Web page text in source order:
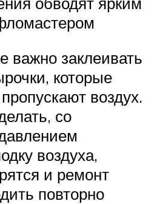
важно заклеивать
которые
воздух.
со
воздуха,
и ремонт
повторно